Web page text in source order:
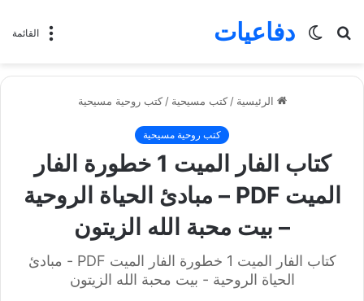
القائمة دفاعيات
بحث
الوضع
الرئيسية / كتب مسيحية / كتب روحية مسيحية
كتب روحية مسيحية
كتاب الفار الميت 1 خطورة الفار
الميت PDF – مبادئ الحياة الروحية
– بيت محبة الله الزيتون
كتاب الفار الميت 1 خطورة الفار الميت PDF - مبادئ
الحياة الروحية - بيت محبة الله الزيتون